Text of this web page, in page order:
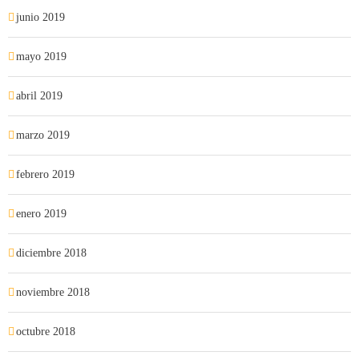
junio 2019
mayo 2019
abril 2019
marzo 2019
febrero 2019
enero 2019
diciembre 2018
noviembre 2018
octubre 2018